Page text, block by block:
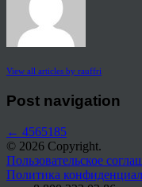
View all articles by rauffri
Post navigation
← 4565185
© 2026 Copyright.
Пользовательское
Политика